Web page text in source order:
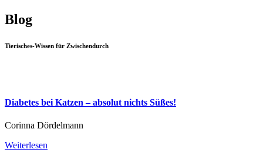
Blog
Tierisches-Wissen für Zwischendurch
Diabetes bei Katzen – absolut nichts Süßes!
Corinna Dördelmann
Weiterlesen